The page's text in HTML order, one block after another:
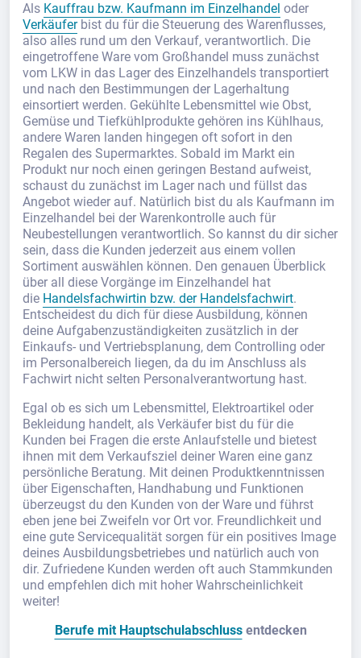
Als Kauffrau bzw. Kaufmann im Einzelhandel oder
Verkäuferbist du für die Steuerung des Warenflusses,
also alles rund um den Verkauf, verantwortlich. Die
eingetroffene Ware vom Großhandel muss zunächst
vom LKW in das Lager des Einzelhandels transportiert
und nach den Bestimmungen der Lagerhaltung
einsortiert werden. Gekühlte Lebensmittel wie Obst,
Gemüse und Tiefkühlprodukte gehören ins Kühlhaus,
andere Waren landen hingegen oft sofort in den
Regalen des Supermarktes. Sobald im Markt ein
Produkt nur noch einen geringen Bestand aufweist,
schaust du zunächst im Lager nach und füllst das
Angebot wieder auf. Natürlich bist du als Kaufmann im
Einzelhandel bei der Warenkontrolle auch für
Neubestellungen verantwortlich. So kannst du dir sicher
sein, dass die Kunden jederzeit aus einem vollen
Sortiment auswählen können. Den genauen Überblick
über all diese Vorgänge im Einzelhandel hat
die Handelsfachwirtin bzw. der Handelsfachwirt.
Entscheidest du dich für diese Ausbildung, können
deine Aufgabenzuständigkeiten zusätzlich in der
Einkaufs- und Vertriebsplanung, dem Controlling oder
im Personalbereich liegen, da du im Anschluss als
Fachwirt nicht selten Personalverantwortung hast.
Egal ob es sich um Lebensmittel, Elektroartikel oder
Bekleidung handelt, als Verkäufer bist du für die
Kunden bei Fragen die erste Anlaufstelle und bietest
ihnen mit dem Verkaufsziel deiner Waren eine ganz
persönliche Beratung. Mit deinen Produktkenntnissen
über Eigenschaften, Handhabung und Funktionen
überzeugst du den Kunden von der Ware und führst
eben jene bei Zweifeln vor Ort vor. Freundlichkeit und
eine gute Servicequalität sorgen für ein positives Image
deines Ausbildungsbetriebes und natürlich auch von
dir. Zufriedene Kunden werden oft auch Stammkunden
und empfehlen dich mit hoher Wahrscheinlichkeit
weiter!
Berufe mit Hauptschulabschluss entdecken